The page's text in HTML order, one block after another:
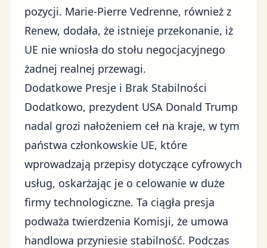
pozycji. Marie-Pierre Vedrenne, również z
Renew, dodała, że istnieje przekonanie, iż
UE nie wniosła do stołu negocjacyjnego
żadnej realnej przewagi.
Dodatkowe Presje i Brak Stabilności
Dodatkowo, prezydent USA Donald Trump
nadal grozi nałożeniem ceł na kraje, w tym
państwa członkowskie UE, które
wprowadzają przepisy dotyczące cyfrowych
usług, oskarżając je o celowanie w duże
firmy technologiczne. Ta ciągła presja
podważa twierdzenia Komisji, że umowa
handlowa przyniesie stabilność. Podczas